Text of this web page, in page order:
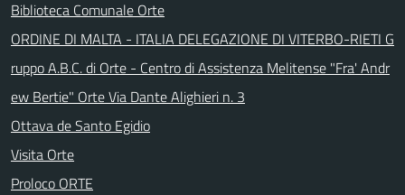
Biblioteca Comunale Orte
ORDINE DI MALTA - ITALIA DELEGAZIONE DI VITERBO-RIETI G
ruppo A.B.C. di Orte - Centro di Assistenza Melitense "Fra' Andr
ew Bertie" Orte Via Dante Alighieri n. 3
Ottava de Santo Egidio
Visita Orte
Proloco ORTE